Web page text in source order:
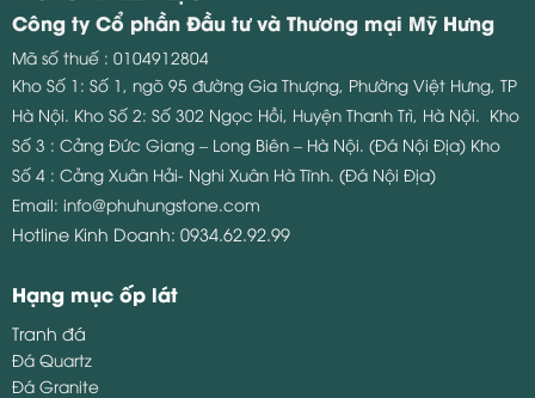
Công ty Cổ phần Đầu tư và Thương mại Mỹ Hưng
Mã số thuế : 0104912804
Kho Số 1: Số 1, ngõ 95 đường Gia Thượng, Phường Việt Hưng, TP
Hà Nội. Kho Số 2: Số 302 Ngọc Hồi, Huyện Thanh Trì, Hà Nội.
Kho
Số 3 : Cảng Đức Giang – Long Biên – Hà Nội. (Đá Nội Địa) Kho
Số 4 : Cảng Xuân Hải- Nghi Xuân Hà Tĩnh. (Đá Nội Địa)
Email: info@phuhungstone.com
Hotline Kinh Doanh: 0934.62.92.99
Hạng mục ốp lát
Tranh đá
Đá Quartz
Đá Granite